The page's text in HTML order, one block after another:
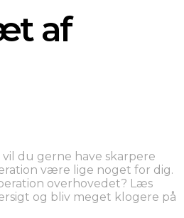
af
du gerne have skarpere
være lige noget for dig.
overhovedet? Læs
og bliv meget klogere på